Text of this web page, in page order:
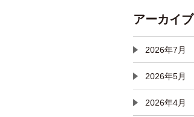
アーカイブ
2026年7月
2026年5月
2026年4月